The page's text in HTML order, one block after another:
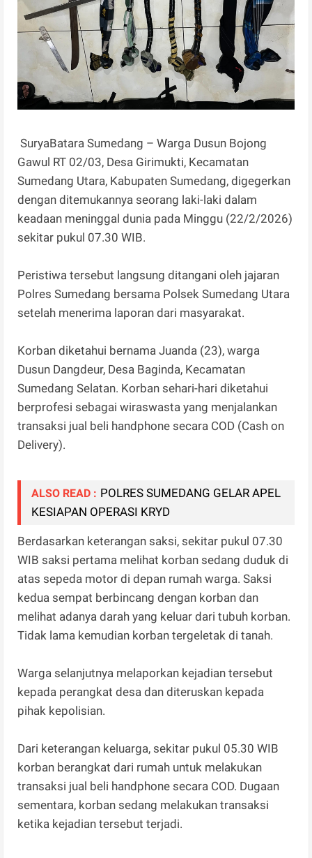
SuryaBatara Sumedang – Warga Dusun Bojong
Gawul RT 02/03, Desa Girimukti, Kecamatan
Sumedang Utara, Kabupaten Sumedang, digegerkan
dengan ditemukannya seorang laki-laki dalam
keadaan meninggal dunia pada Minggu (22/2/2026)
sekitar pukul 07.30 WIB.
Peristiwa tersebut langsung ditangani oleh jajaran
Polres Sumedang bersama Polsek Sumedang Utara
setelah menerima laporan dari masyarakat.
Korban diketahui bernama Juanda (23), warga
Dusun Dangdeur, Desa Baginda, Kecamatan
Sumedang Selatan. Korban sehari-hari diketahui
berprofesi sebagai wiraswasta yang menjalankan
transaksi jual beli handphone secara COD (Cash on
Delivery).
ALSO READ : POLRES SUMEDANG GELAR APEL
KESIAPAN OPERASI KRYD
Berdasarkan keterangan saksi, sekitar pukul 07.30
WIB saksi pertama melihat korban sedang duduk di
atas sepeda motor di depan rumah warga. Saksi
kedua sempat berbincang dengan korban dan
melihat adanya darah yang keluar dari tubuh korban.
Tidak lama kemudian korban tergeletak di tanah.
Warga selanjutnya melaporkan kejadian tersebut
kepada perangkat desa dan diteruskan kepada
pihak kepolisian.
Dari keterangan keluarga, sekitar pukul 05.30 WIB
korban berangkat dari rumah untuk melakukan
transaksi jual beli handphone secara COD. Dugaan
sementara, korban sedang melakukan transaksi
ketika kejadian tersebut terjadi.